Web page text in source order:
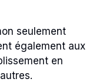
seulement
également aux
en